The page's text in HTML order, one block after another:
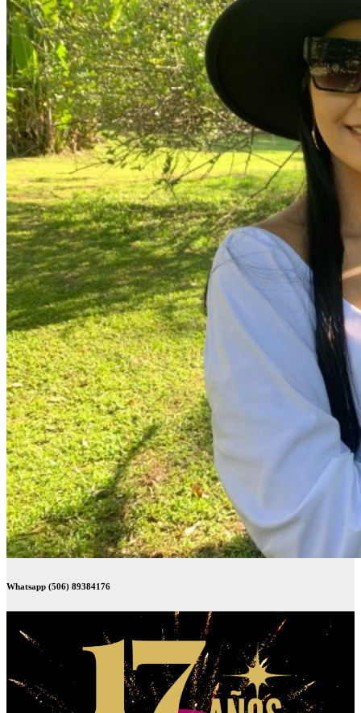
Whatsapp (506) 89384176